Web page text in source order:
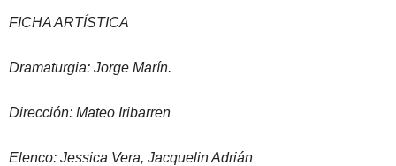
FICHA ARTÍSTICA
Dramaturgia: Jorge Marín.
Dirección: Mateo Iribarren
Elenco: Jessica Vera, Jacquelin Adrián